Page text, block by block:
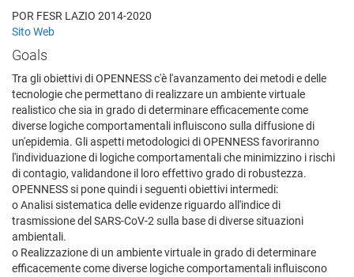
POR FESR LAZIO 2014-2020
Sito Web
Goals
Tra gli obiettivi di OPENNESS c'è l'avanzamento dei metodi e delle
tecnologie che permettano di realizzare un ambiente virtuale
realistico che sia in grado di determinare efficacemente come
diverse logiche comportamentali influiscono sulla diffusione di
un'epidemia. Gli aspetti metodologici di OPENNESS favoriranno
l'individuazione di logiche comportamentali che minimizzino i rischi
di contagio, validandone il loro effettivo grado di robustezza.
OPENNESS si pone quindi i seguenti obiettivi intermedi:
o Analisi sistematica delle evidenze riguardo all'indice di
trasmissione del SARS-CoV-2 sulla base di diverse situazioni
ambientali.
o Realizzazione di un ambiente virtuale in grado di determinare
efficacemente come diverse logiche comportamentali influiscono